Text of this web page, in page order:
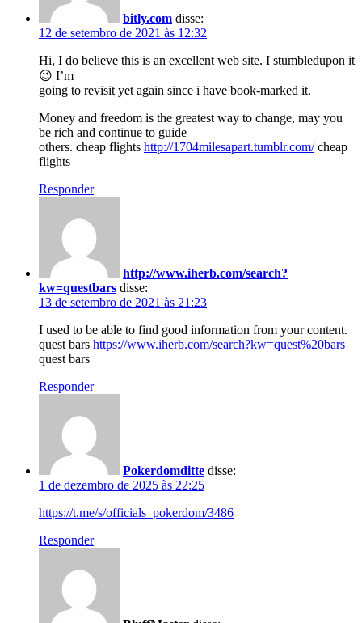
bitly.com disse:
12 de setembro de 2021 às 12:32
Hi, I do believe this is an excellent web site. I stumbledupon it
😉 I’m
going to revisit yet again since i have book-marked it.
Money and freedom is the greatest way to change, may you
be rich and continue to guide
others. cheap flights http://1704milesapart.tumblr.com/cheap
flights
Responder
http://www.iherb.com/search?
kw=questbars disse:
13 de setembro de 2021 às 21:23
I used to be able to find good information from your content.
quest bars https://www.iherb.com/search?kw=quest%20bars
quest bars
Responder
Pokerdomditte disse:
1 de dezembro de 2025 às 22:25
https://t.me/s/officials_pokerdom/3486
Responder